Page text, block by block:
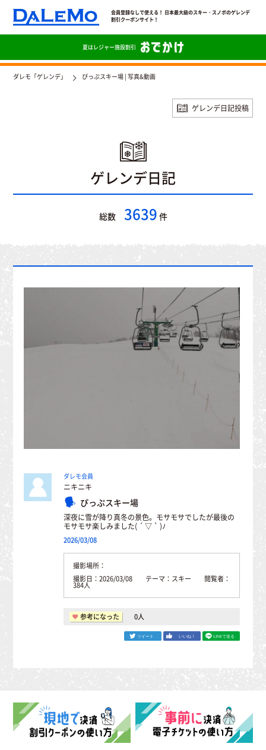
会員登録なしで使える！ 日本最大級のスキー・スノボのゲレンデ
割引クーポンサイト！
夏はレジャー施設割引
ダレモ「ゲレンデ」 ぴっぷスキー場 | 写真&動画
ゲレンデ日記投稿
ゲレンデ日記
総数 3639 件
ダレモ会員
ニキニキ
ぴっぷスキー場
深夜に雪が降り真冬の景色。モサモサでしたが最後の
モサモサ楽しみました( ´ ▽ ` )ﾉ
2026/03/08
撮影場所：
撮影日：2026/03/08 テーマ：スキー 閲覧者：
384人
参考になった 0人